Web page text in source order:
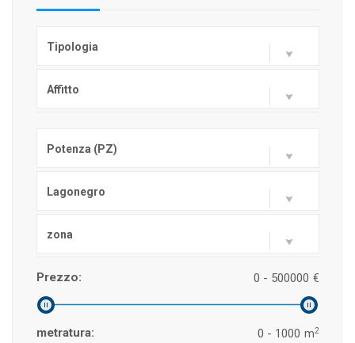
Tipologia
Affitto
Potenza (PZ)
Lagonegro
zona
Prezzo: €
0 - 500000
metratura: m2
0 - 1000